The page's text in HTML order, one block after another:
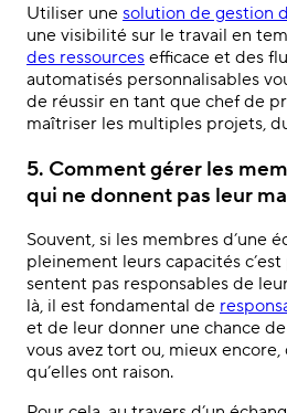
Utiliser une solution de gestion
une visibilité sur le travail en
des ressources efficace et des
automatisés personnalisables
de réussir en tant que chef de
maîtriser les multiples projets,
5. Comment gérer les
qui ne donnent pas leur
Souvent, si les membres d’une
pleinement leurs capacités c’est
sentent pas responsables de
là, il est fondamental de
et de leur donner une chance
vous avez tort ou, mieux
qu’elles ont raison.